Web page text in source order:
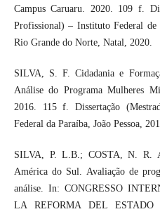
Campus Caruaru. 2020. 109 f.
Profissional) – Instituto Federal de
Rio Grande do Norte, Natal, 2020.
SILVA, S. F. Cidadania e
Análise do Programa Mulheres
2016. 115 f. Dissertação
Federal da Paraíba, João Pessoa,
SILVA, P. L.B.; COSTA, N. R.
América do Sul. Avaliação de
análise. In: CONGRESSO
LA REFORMA DEL